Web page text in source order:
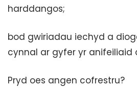
harddangos;
bod gwiriadau iechyd a
cynnal ar gyfer yr anifeiliaid
Pryd oes angen cofrestru?